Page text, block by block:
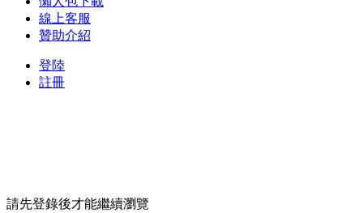
線上客服
贊助介紹
登陸
註冊
請先登錄後才能繼續瀏覽